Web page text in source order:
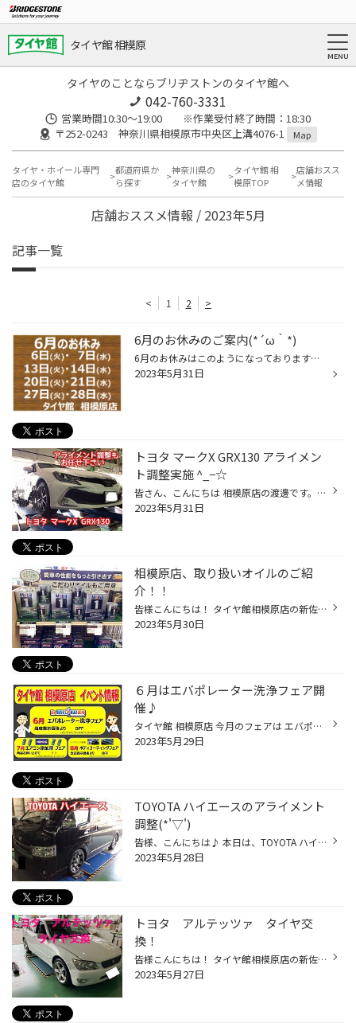
タイヤ館 相模原
タイヤのことならブリヂストンのタイヤ館へ
042-760-3331
営業時間10:30～19:00 ※作業受付終了時間：18:30
〒252-0243 神奈川県相模原市中央区上溝4076-1
Map
タイヤ・ホイール専門
店のタイヤ館
都道府県か
ら探す
神奈川県の
タイヤ館
タイヤ館 相
模原TOP
店舗おスス
メ情報
店舗おススメ情報 / 2023年5月
記事一覧
< 1 2 >
6月のお休みのご案内(*´ω｀*)
6月のお休みはこのようになっておりますので、ご来店の際はご注意下さいm(_ _)m
2023年5月31日
トヨタ マークX GRX130 アライメン
ト調整実施 ^_−☆
皆さん、こんにちは 相模原店の渡邊です。(*^^)v 本日はトヨタ マークX GRX130 最終型の アライメント調整のご紹介です♪ マークXも生産が終了してしまい、ドンドン4ドアのスポーツ系が 無くなってしまいますね… こちらのデータが調整前のデータになります。 特に大きくひどい箇所はありませんが、リ...
2023年5月31日
相模原店、取り扱いオイルのご紹
介！！
皆様こんにちは！ タイヤ館相模原店の新佐枝です。 今回は相模原店の取り扱いオイルのご紹介をさせていただきます！ Dual Support ECO CLEAR ECO BLAST ECO MAX をはじめとする スタンダードなオイルのほかに Mobil 1 ワコーズ プロステージＳ スノコ SVELT の取り扱いがございます。 これから詳し...
2023年5月30日
６月はエバポレーター洗浄フェア開
催♪
タイヤ館 相模原店 今月のフェアは エバポレーター洗浄（ドクターバズーカー） フェア開催！！ 特別料金で エバポレーター洗浄が出来るチャンスです！！ 梅雨前に洗浄しておけば 夏のカーエアコンは快適になりますよ～！ 是非、この機会を お見逃しなく！
2023年5月29日
TOYOTA ハイエースのアライメント
調整(*'▽')
皆様、こんにちは♪ 本日は、TOYOTA ハイエースのアライメント調整事例紹介です。 片減りが酷くてご予約を頂いておりました。 では、早速測定を・・・ はやり結構ズレてしまってますね～((+_+)) 赤丸(赤文字)は基準値から外れてしまっている状態を示しています。 それでは、調整を！ 各調整箇所はこ...
2023年5月28日
トヨタ アルテッツァ タイヤ交
換！
皆様こんにちは！ タイヤ館相模原店の新佐枝です。 本日はトヨタ アルテッツァの タイヤ交換作業をいたしましたので ご紹介させていただきます。 まず交換前のタイヤを見ていきましょう！ 全体的にヒビが入っています。。。 では交換作業に入っていきます。 チェンジャを使って古いタイヤを外してい...
2023年5月27日